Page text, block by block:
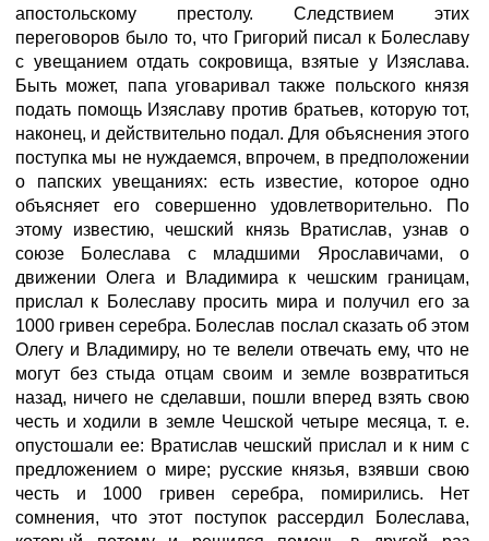
апостольскому престолу. Следствием этих
переговоров было то, что Григорий писал к Болеславу
с увещанием отдать сокровища, взятые у Изяслава.
Быть может, папа уговаривал также польского князя
подать помощь Изяславу против братьев, которую тот,
наконец, и действительно подал. Для объяснения этого
поступка мы не нуждаемся, впрочем, в предположении
о папских увещаниях: есть известие, которое одно
объясняет его совершенно удовлетворительно. По
этому известию, чешский князь Вратислав, узнав о
союзе Болеслава с младшими Ярославичами, о
движении Олега и Владимира к чешским границам,
прислал к Болеславу просить мира и получил его за
1000 гривен серебра. Болеслав послал сказать об этом
Олегу и Владимиру, но те велели отвечать ему, что не
могут без стыда отцам своим и земле возвратиться
назад, ничего не сделавши, пошли вперед взять свою
честь и ходили в земле Чешской четыре месяца, т. е.
опустошали ее: Вратислав чешский прислал и к ним с
предложением о мире; русские князья, взявши свою
честь и 1000 гривен серебра, помирились. Нет
сомнения, что этот поступок рассердил Болеслава,